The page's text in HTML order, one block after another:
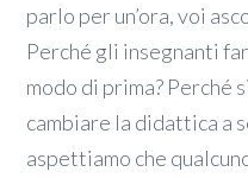
parlo per un’ora, voi
Perché gli insegnanti
modo di prima? Perché
cambiare la didattica a
aspettiamo che